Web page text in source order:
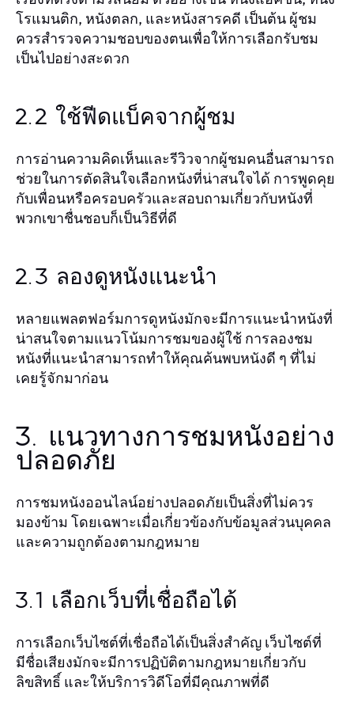
โรแมนติก, หนังตลก, และหนังสารคดี เป็นต้น ผู้ชม
ควรสำรวจความชอบของตนเพื่อให้การเลือกรับชม
เป็นไปอย่างสะดวก
2.2 ใช้ฟีดแบ็คจากผู้ชม
การอ่านความคิดเห็นและรีวิวจากผู้ชมคนอื่นสามารถ
ช่วยในการตัดสินใจเลือกหนังที่น่าสนใจได้ การพูดคุย
กับเพื่อนหรือครอบครัวและสอบถามเกี่ยวกับหนังที่
พวกเขาชื่นชอบก็เป็นวิธีที่ดี
2.3 ลองดูหนังแนะนำ
หลายแพลตฟอร์มการดูหนังมักจะมีการแนะนำหนังที่
น่าสนใจตามแนวโน้มการชมของผู้ใช้ การลองชม
หนังที่แนะนำสามารถทำให้คุณค้นพบหนังดี ๆ ที่ไม่
เคยรู้จักมาก่อน
3. แนวทางการชมหนังอย่าง
ปลอดภัย
การชมหนังออนไลน์อย่างปลอดภัยเป็นสิ่งที่ไม่ควร
มองข้าม โดยเฉพาะเมื่อเกี่ยวข้องกับข้อมูลส่วนบุคคล
และความถูกต้องตามกฎหมาย
3.1 เลือกเว็บที่เชื่อถือได้
การเลือกเว็บไซต์ที่เชื่อถือได้เป็นสิ่งสำคัญ เว็บไซต์ที่
มีชื่อเสียงมักจะมีการปฏิบัติตามกฎหมายเกี่ยวกับ
ลิขสิทธิ์ และให้บริการวิดีโอที่มีคุณภาพที่ดี